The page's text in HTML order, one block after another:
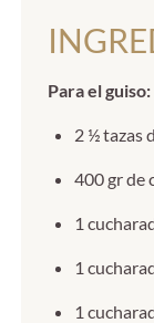
Para el guiso:
2 ½ tazas
400 gr de
1
1
1